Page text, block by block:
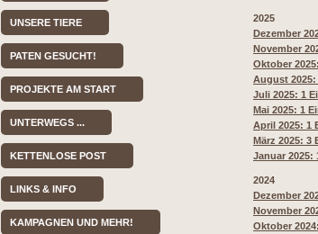
UNSERE TIERE
PATEN GESUCHT!
PROJEKTE AM START
UNTERWEGS ...
KETTENLOSE POST
LINKS & INFO
KAMPAGNEN UND MEHR!
2025
Dezember
November
Oktober
August
Juli 2025: 1
Mai 2025: 1
April 2025: 1
März 2025: 3
Januar 2025:
2024
Dezember
November
Oktober